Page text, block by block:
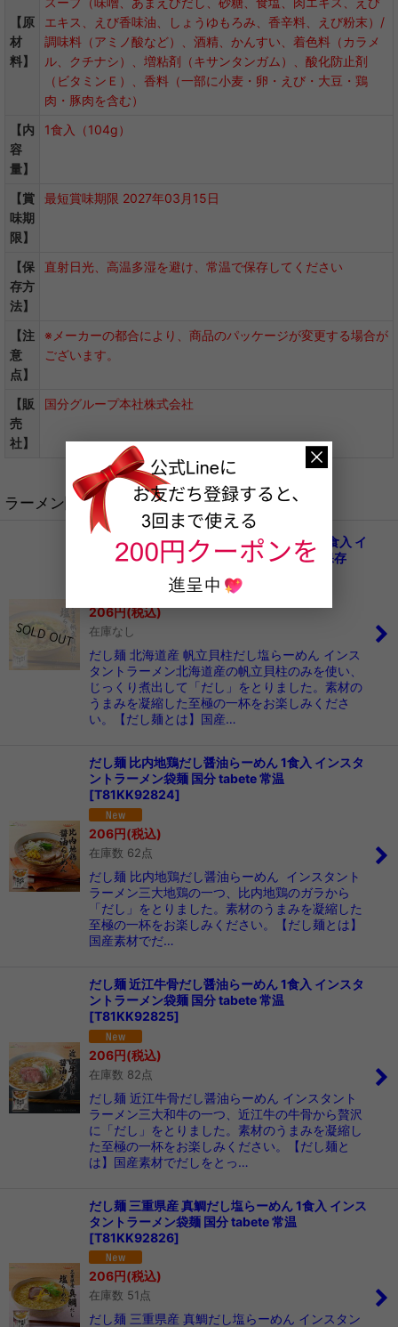
【原
材
料】
エキス、えび香味油、しょうゆもろみ、香辛料、えび粉末）/
調味料（アミノ酸など）、酒精、かんすい、着色料（カラメ
ル、クチナシ）、増粘剤（キサンタンガム）、酸化防止剤
（ビタミンＥ）、香料（一部に小麦・卵・えび・大豆・鶏
肉・豚肉を含む）
【内
容
量】
1食入（104g）
【賞
味期
限】
最短賞味期限 2027年03月15日
【保
存方
法】
直射日光、高温多湿を避け、常温で保存してください
【注
意
点】
※メーカーの都合により、商品のパッケージが変更する場合が
ございます。
【販
売
社】
国分グループ本社株式会社
ラーメン関連商品
だし麺 北海道産 帆立貝柱だし塩らーめん 1食入 イ
ンスタントラーメン袋麺 国分 tabete 常温保存
T81KK92823 ]
206円(税込)
在庫なし
だし麺 北海道産 帆立貝柱だし塩らーめん インス
タントラーメン北海道産の帆立貝柱のみを使い、
じっくり煮出して「だし」をとりました。素材の
うまみを凝縮した至極の一杯をお楽しみくださ
い。【だし麺とは】国産…
だし麺 比内地鶏だし醤油らーめん 1食入 インスタ
ントラーメン袋麺 国分 tabete 常温
[T81KK92824]
206円(税込)
在庫数 62点
だし麺 比内地鶏だし醤油らーめん インスタント
ラーメン三大地鶏の一つ、比内地鶏のガラから
「だし」をとりました。素材のうまみを凝縮した
至極の一杯をお楽しみください。【だし麺とは】
国産素材でだ…
だし麺 近江牛骨だし醤油らーめん 1食入 インスタ
ントラーメン袋麺 国分 tabete 常温
[T81KK92825]
206円(税込)
在庫数 82点
だし麺 近江牛骨だし醤油らーめん インスタント
ラーメン三大和牛の一つ、近江牛の牛骨から贅沢
に「だし」をとりました。素材のうまみを凝縮し
た至極の一杯をお楽しみください。【だし麺と
は】国産素材でだしをとっ…
だし麺 三重県産 真鯛だし塩らーめん 1食入 インス
タントラーメン袋麺 国分 tabete 常温
[T81KK92826]
206円(税込)
在庫数 51点
だし麺 三重県産 真鯛だし塩らーめん インスタン